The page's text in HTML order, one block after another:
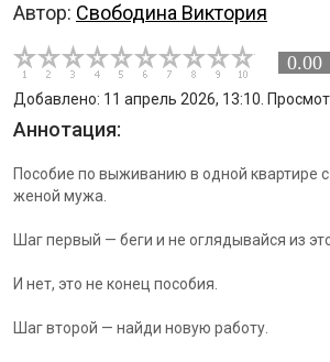
Автор: Свободина Виктория
0.00
Добавлено: 11 апрель 2026, 13:10.
Аннотация:
Пособие по выживанию в одной
женой мужа.
Шаг первый — беги и не оглядывайся из
И нет, это не конец пособия.
Шаг второй — найди новую работу.